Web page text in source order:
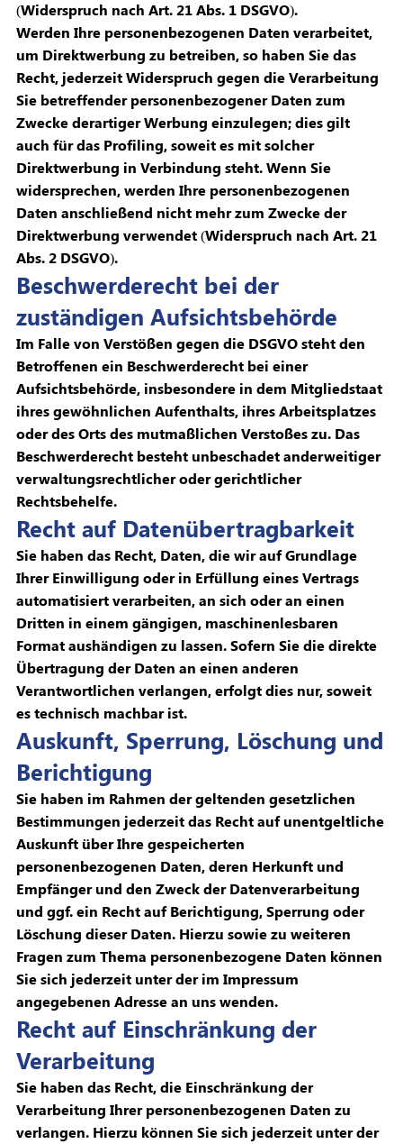
(Widerspruch nach Art. 21 Abs. 1 DSGVO).
Werden Ihre personenbezogenen Daten verarbeitet,
um Direktwerbung zu betreiben, so haben Sie das
Recht, jederzeit Widerspruch gegen die Verarbeitung
Sie betreffender personenbezogener Daten zum
Zwecke derartiger Werbung einzulegen; dies gilt
auch für das Profiling, soweit es mit solcher
Direktwerbung in Verbindung steht. Wenn Sie
widersprechen, werden Ihre personenbezogenen
Daten anschließend nicht mehr zum Zwecke der
Direktwerbung verwendet (Widerspruch nach Art. 21
Abs. 2 DSGVO).
Beschwerderecht bei der
zuständigen Aufsichtsbehörde
Im Falle von Verstößen gegen die DSGVO steht den
Betroffenen ein Beschwerderecht bei einer
Aufsichtsbehörde, insbesondere in dem Mitgliedstaat
ihres gewöhnlichen Aufenthalts, ihres Arbeitsplatzes
oder des Orts des mutmaßlichen Verstoßes zu. Das
Beschwerderecht besteht unbeschadet anderweitiger
verwaltungsrechtlicher oder gerichtlicher
Rechtsbehelfe.
Recht auf Datenübertragbarkeit
Sie haben das Recht, Daten, die wir auf Grundlage
Ihrer Einwilligung oder in Erfüllung eines Vertrags
automatisiert verarbeiten, an sich oder an einen
Dritten in einem gängigen, maschinenlesbaren
Format aushändigen zu lassen. Sofern Sie die direkte
Übertragung der Daten an einen anderen
Verantwortlichen verlangen, erfolgt dies nur, soweit
es technisch machbar ist.
Auskunft, Sperrung, Löschung und
Berichtigung
Sie haben im Rahmen der geltenden gesetzlichen
Bestimmungen jederzeit das Recht auf unentgeltliche
Auskunft über Ihre gespeicherten
personenbezogenen Daten, deren Herkunft und
Empfänger und den Zweck der Datenverarbeitung
und ggf. ein Recht auf Berichtigung, Sperrung oder
Löschung dieser Daten. Hierzu sowie zu weiteren
Fragen zum Thema personenbezogene Daten können
Sie sich jederzeit unter der im Impressum
angegebenen Adresse an uns wenden.
Recht auf Einschränkung der
Verarbeitung
Sie haben das Recht, die Einschränkung der
Verarbeitung Ihrer personenbezogenen Daten zu
verlangen. Hierzu können Sie sich jederzeit unter der